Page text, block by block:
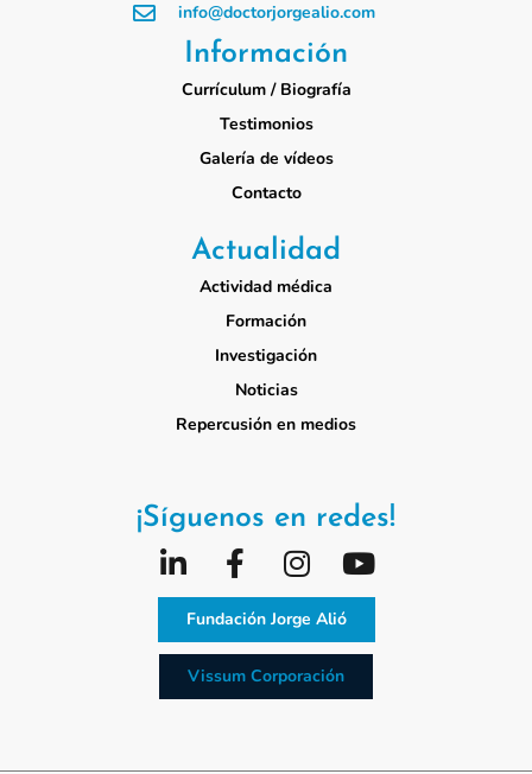
info@doctorjorgealio.com
Información
Currículum / Biografía
Testimonios
Galería de vídeos
Contacto
Actualidad
Actividad médica
Formación
Investigación
Noticias
Repercusión en medios
¡Síguenos en redes!
Fundación Jorge Alió
Vissum Corporación